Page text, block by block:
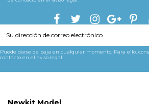
Puede darse de baja en cualquier momento. Para ello,
contacto en el aviso legal.